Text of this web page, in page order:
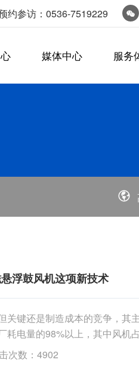
约参访：0536-7519229
媒体中心 服务
浮鼓风机这项新技术
关键还是制造成本的竞争，其
耗电量的98%以上，其中风机
35%。因此，提高风机运行......
次数：4902